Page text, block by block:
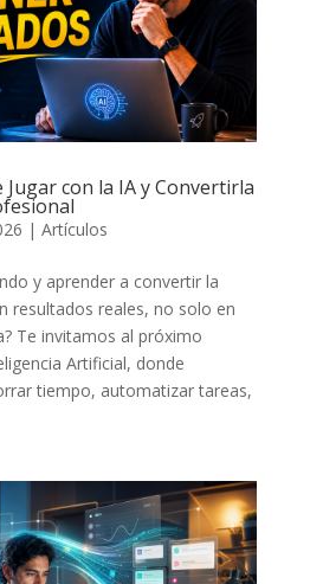
con la IA y Convertirla
| Artículos
y aprender a convertir la
resultados reales, no solo en
Te invitamos al próximo
Artificial, donde
tiempo, automatizar tareas,